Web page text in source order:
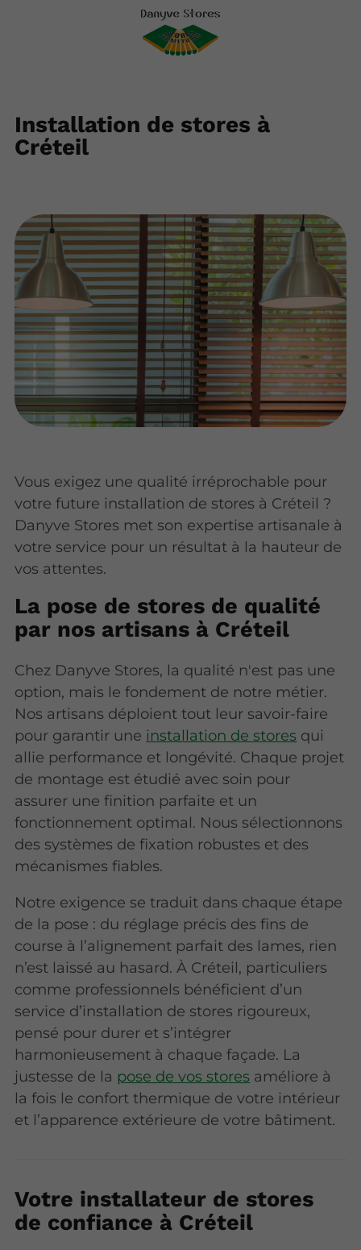
Installation de stores à
Créteil
Vous exigez une qualité irréprochable pour
votre future installation de stores à Créteil ?
Danyve Stores met son expertise artisanale à
votre service pour un résultat à la hauteur de
vos attentes.
La pose de stores de qualité
par nos artisans à Créteil
Chez Danyve Stores, la qualité n'est pas une
option, mais le fondement de notre métier.
Nos artisans déploient tout leur savoir-faire
pour garantir une installation de stores qui
allie performance et longévité. Chaque projet
de montage est étudié avec soin pour
assurer une finition parfaite et un
fonctionnement optimal. Nous sélectionnons
des systèmes de fixation robustes et des
mécanismes fiables.
Notre exigence se traduit dans chaque étape
de la pose : du réglage précis des fins de
course à l’alignement parfait des lames, rien
n’est laissé au hasard. À Créteil, particuliers
comme professionnels bénéficient d’un
service d’installation de stores rigoureux,
pensé pour durer et s’intégrer
harmonieusement à chaque façade. La
justesse de la pose de vos stores améliore à
la fois le confort thermique de votre intérieur
et l’apparence extérieure de votre bâtiment.
Votre installateur de stores
de confiance à Créteil